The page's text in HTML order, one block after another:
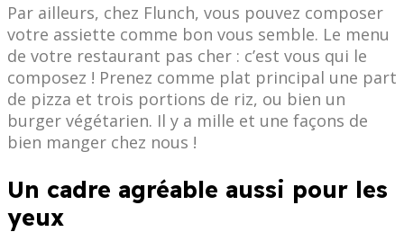
Par ailleurs, chez Flunch, vous pouvez composer
votre assiette comme bon vous semble. Le menu
de votre restaurant pas cher : c’est vous qui le
composez ! Prenez comme plat principal une part
de pizza et trois portions de riz, ou bien un
burger végétarien. Il y a mille et une façons de
bien manger chez nous !
Un cadre agréable aussi pour les
yeux